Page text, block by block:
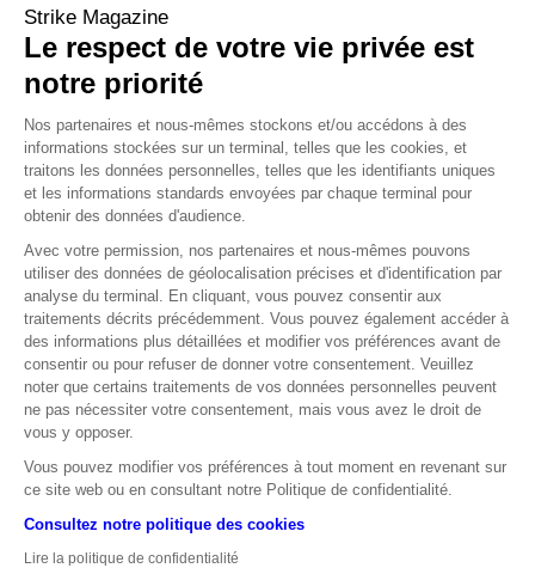
60 MDS€
C’est le montant de la dette annoncé par le
fournisseur d’électricité EDF après avoir publié ses
résultats annuels. Une année difficile causée par
la guerre en Ukraine et le renouvellement de son
parc nucléaire.
500
C’est à peu près le nombre d’appareils
commandés par Air India. Cette commande,
partagée entre Airbus (250) et Boeing (220),
devient ainsi la plus grosse de l’histoire de
l’aéronautique.
Source : Le Monde
Strike Magazine
Le respect de votre vie privée est
notre priorité
Nos partenaires et nous-mêmes stockons et/ou accédons à des
informations stockées sur un terminal, telles que les cookies, et
traitons les données personnelles, telles que les identifiants uniques
et les informations standards envoyées par chaque terminal pour
obtenir des données d'audience.
Avec votre permission, nos partenaires et nous-mêmes pouvons
utiliser des données de géolocalisation précises et d'identification par
analyse du terminal. En cliquant, vous pouvez consentir aux
traitements décrits précédemment. Vous pouvez également accéder à
des informations plus détaillées et modifier vos préférences avant de
consentir ou pour refuser de donner votre consentement. Veuillez
noter que certains traitements de vos données personnelles peuvent
ne pas nécessiter votre consentement, mais vous avez le droit de
vous y opposer.
Vous pouvez modifier vos préférences à tout moment en revenant sur
ce site web ou en consultant notre Politique de confidentialité.
Consultez notre politique des cookies
Lire la politique de confidentialité